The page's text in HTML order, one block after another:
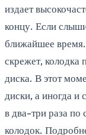
издает
концу. Если
ближайшее
скрежет, колодка
диска. В этот
диски, а иногда и
в два-три раза
колодок.